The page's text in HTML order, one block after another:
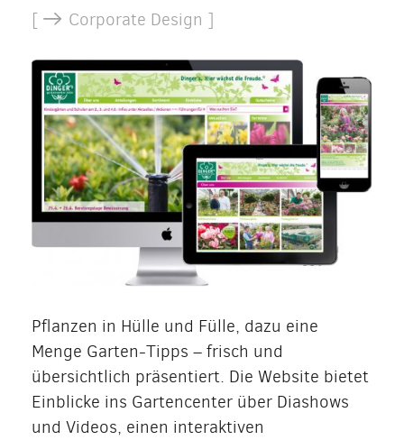
[ Corporate Design ]
Pflanzen in Hülle und Fülle, dazu eine
Menge Garten-Tipps – frisch und
übersichtlich präsentiert. Die Website bietet
Einblicke ins Gartencenter über Diashows
und Videos, einen interaktiven